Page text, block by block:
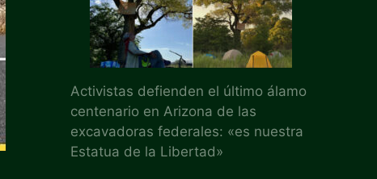
Activistas defienden el último álamo
centenario en Arizona de las
excavadoras federales: «es nuestra
Estatua de la Libertad»